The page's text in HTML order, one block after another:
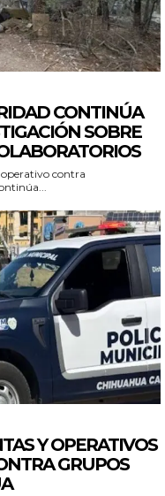
CONTINÚA
SOBRE
contra
Y OPERATIVOS
GRUPOS